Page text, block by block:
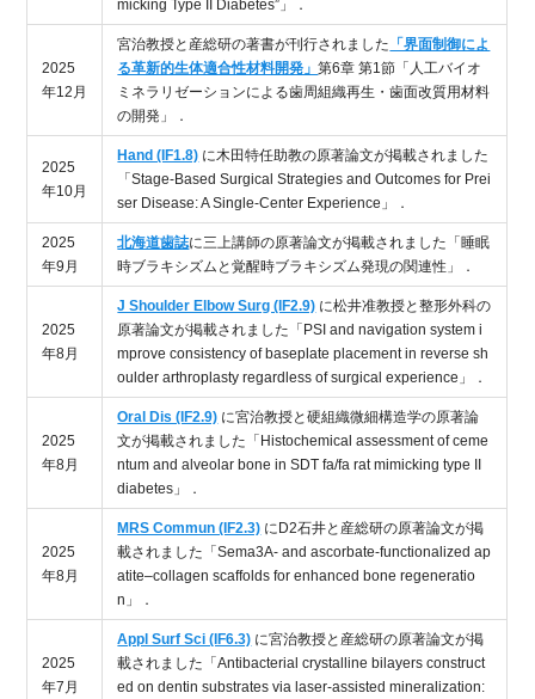
micking Type II Diabetes”」．
2025
年12月
宮治教授と産総研の著書が刊行されました 「界面制御によ
る革新的生体適合性材料開発」第6章 第1節「人工バイオ
ミネラリゼーションによる歯周組織再生・歯面改質用材料
の開発」．
2025
年10月
Hand (IF1.8) に木田特任助教の原著論文が掲載されました
「Stage-Based Surgical Strategies and Outcomes for Prei
ser Disease: A Single-Center Experience」．
2025
年9月
北海道歯誌に三上講師の原著論文が掲載されました「睡眠
時ブラキシズムと覚醒時ブラキシズム発現の関連性」．
2025
年8月
J Shoulder Elbow Surg (IF2.9) に松井准教授と整形外科の
原著論文が掲載されました「PSI and navigation system i
mprove consistency of baseplate placement in reverse sh
oulder arthroplasty regardless of surgical experience」．
2025
年8月
Oral Dis (IF2.9) に宮治教授と硬組織微細構造学の原著論
文が掲載されました「Histochemical assessment of ceme
ntum and alveolar bone in SDT fa/fa rat mimicking type II
diabetes」．
2025
年8月
MRS Commun (IF2.3) にD2石井と産総研の原著論文が掲
載されました「Sema3A- and ascorbate-functionalized ap
atite–collagen scaffolds for enhanced bone regeneratio
n」．
2025
年7月
Appl Surf Sci (IF6.3) に宮治教授と産総研の原著論文が掲
載されました「Antibacterial crystalline bilayers construct
ed on dentin substrates via laser-assisted mineralization: